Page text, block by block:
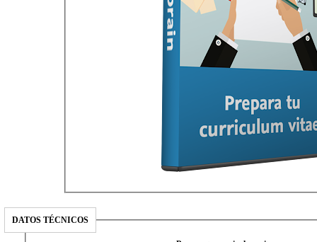
DATOS TÉCNICOS